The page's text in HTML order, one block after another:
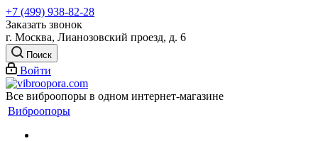
+7 (499) 938-82-28
Заказать звонок
г. Москва, Лианозовский проезд, д. 6
Поиск
Войти
Все виброопоры в одном интернет-магазине
Виброопоры